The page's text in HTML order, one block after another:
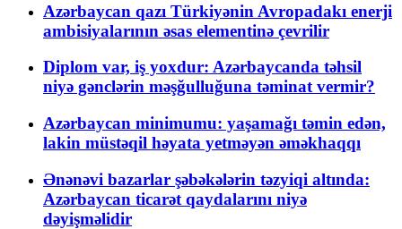
Azərbaycan qazı Türkiyənin Avropadakı enerji
ambisiyalarının əsas elementinə çevrilir
Diplom var, iş yoxdur: Azərbaycanda təhsil
niyə gənclərin məşğulluğuna təminat vermir?
Azərbaycan minimumu: yaşamağı təmin edən,
lakin müstəqil həyata yetməyən əməkhaqqı
Ənənəvi bazarlar şəbəkələrin təzyiqi altında:
Azərbaycan ticarət qaydalarını niyə
dəyişməlidir